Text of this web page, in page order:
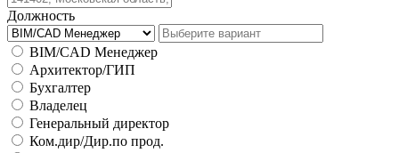
Должность
BIM/CAD Менеджер
Архитектор/ГИП
Бухгалтер
Владелец
Генеральный директор
Ком.дир/Дир.по прод.